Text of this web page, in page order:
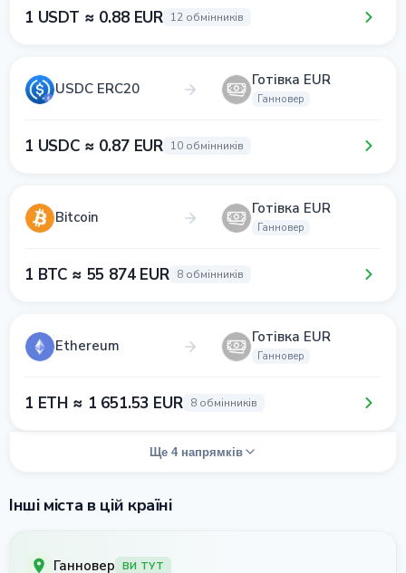
1 USDT ≈ 0.88 EUR 12 обмінників
USDC ERC20 Готівка EUR
Ганновер
1 USDC ≈ 0.87 EUR 10 обмінників
Bitcoin Готівка EUR
Ганновер
1 BTC ≈ 55 874 EUR 8 обмінників
Ethereum Готівка EUR
Ганновер
1 ETH ≈ 1 651.53 EUR 8 обмінників
Ще 4 напрямків
Інші міста в цій країні
Ганновер ВИ ТУТ